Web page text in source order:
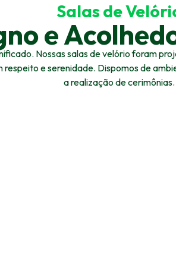
Salas de
e
Nossas salas de velório foram
e serenidade. Dispomos de
a realização de cerimônias.